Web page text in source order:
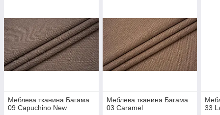
Меблева тканина Багама
09 Capuchino New
Меблева тканина Багама
03 Caramel
33